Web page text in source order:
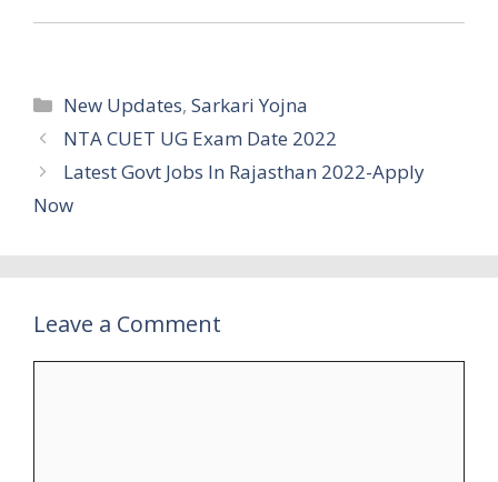
Categories
New Updates,Sarkari Yojna
NTA CUET UG Exam Date 2022
Latest Govt Jobs In Rajasthan 2022-Apply
Now
Leave a Comment